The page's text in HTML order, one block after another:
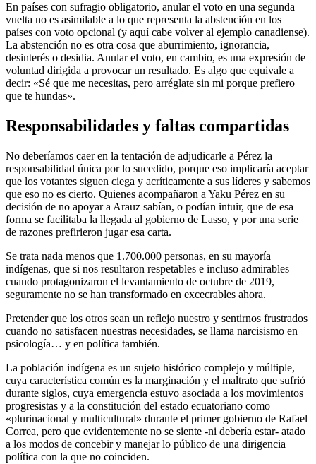
En países con sufragio obligatorio, anular el voto en una segunda
vuelta no es asimilable a lo que representa la abstención en los
países con voto opcional (y aquí cabe volver al ejemplo canadiense).
La abstención no es otra cosa que aburrimiento, ignorancia,
desinterés o desidia. Anular el voto, en cambio, es una expresión de
voluntad dirigida a provocar un resultado. Es algo que equivale a
decir: «Sé que me necesitas, pero arréglate sin mi porque prefiero
que te hundas».
Responsabilidades y faltas compartidas
No deberíamos caer en la tentación de adjudicarle a Pérez la
responsabilidad única por lo sucedido, porque eso implicaría aceptar
que los votantes siguen ciega y acríticamente a sus líderes y sabemos
que eso no es cierto. Quienes acompañaron a Yaku Pérez en su
decisión de no apoyar a Arauz sabían, o podían intuir, que de esa
forma se facilitaba la llegada al gobierno de Lasso, y por una serie
de razones prefirieron jugar esa carta.
Se trata nada menos que 1.700.000 personas, en su mayoría
indígenas, que si nos resultaron respetables e incluso admirables
cuando protagonizaron el levantamiento de octubre de 2019,
seguramente no se han transformado en excecrables ahora.
Pretender que los otros sean un reflejo nuestro y sentirnos frustrados
cuando no satisfacen nuestras necesidades, se llama narcisismo en
psicología… y en política también.
La población indígena es un sujeto histórico complejo y múltiple,
cuya característica común es la marginación y el maltrato que sufrió
durante siglos, cuya emergencia estuvo asociada a los movimientos
progresistas y a la constitución del estado ecuatoriano como
«plurinacional y multicultural» durante el primer gobierno de Rafael
Correa, pero que evidentemente no se siente -ni debería estar- atado
a los modos de concebir y manejar lo público de una dirigencia
política con la que no coinciden.